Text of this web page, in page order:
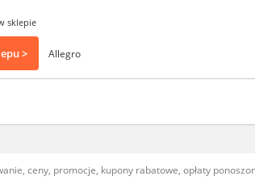
sklepie
> Allegro
ceny, promocje, kupony rabatowe, opłaty